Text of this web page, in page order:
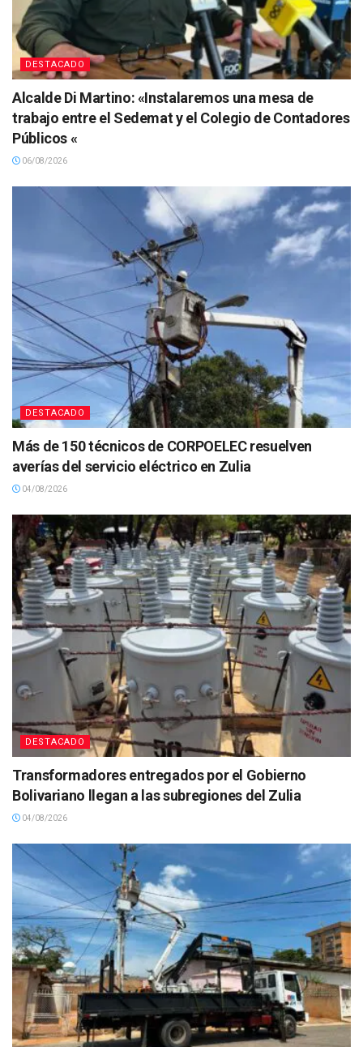
DESTACADO
Alcalde Di Martino: «Instalaremos una mesa de
trabajo entre el Sedemat y el Colegio de Contadores
Públicos «
06/08/2026
DESTACADO
Más de 150 técnicos de CORPOELEC resuelven
averías del servicio eléctrico en Zulia
04/08/2026
DESTACADO
Transformadores entregados por el Gobierno
Bolivariano llegan a las subregiones del Zulia
04/08/2026